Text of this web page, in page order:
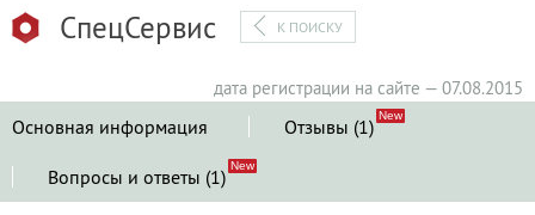
СпецСервис К ПОИСКУ
дата регистрации на сайте — 07.08.2015
Основная информация Отзывы (1)
Вопросы и ответы (1)